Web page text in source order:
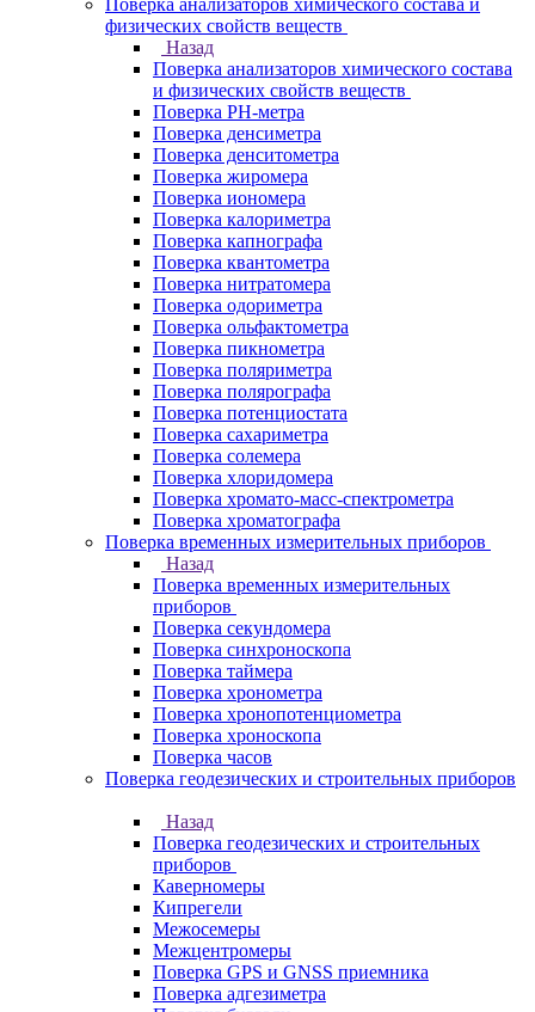
Поверка анализаторов химического состава и
физических свойств веществ
Назад
Поверка анализаторов химического состава
и физических свойств веществ
Поверка PH-метра
Поверка денсиметра
Поверка денситометра
Поверка жиромера
Поверка иономера
Поверка калориметра
Поверка капнографа
Поверка квантометра
Поверка нитратомера
Поверка одориметра
Поверка ольфактометра
Поверка пикнометра
Поверка поляриметра
Поверка полярографа
Поверка потенциостата
Поверка сахариметра
Поверка солемера
Поверка хлоридомера
Поверка хромато-масс-спектрометра
Поверка хроматографа
Поверка временных измерительных приборов
Назад
Поверка временных измерительных
приборов
Поверка секундомера
Поверка синхроноскопа
Поверка таймера
Поверка хронометра
Поверка хронопотенциометра
Поверка хроноскопа
Поверка часов
Поверка геодезических и строительных приборов
Назад
Поверка геодезических и строительных
приборов
Каверномеры
Кипрегели
Межосемеры
Межцентромеры
Поверка GPS и GNSS приемника
Поверка адгезиметра